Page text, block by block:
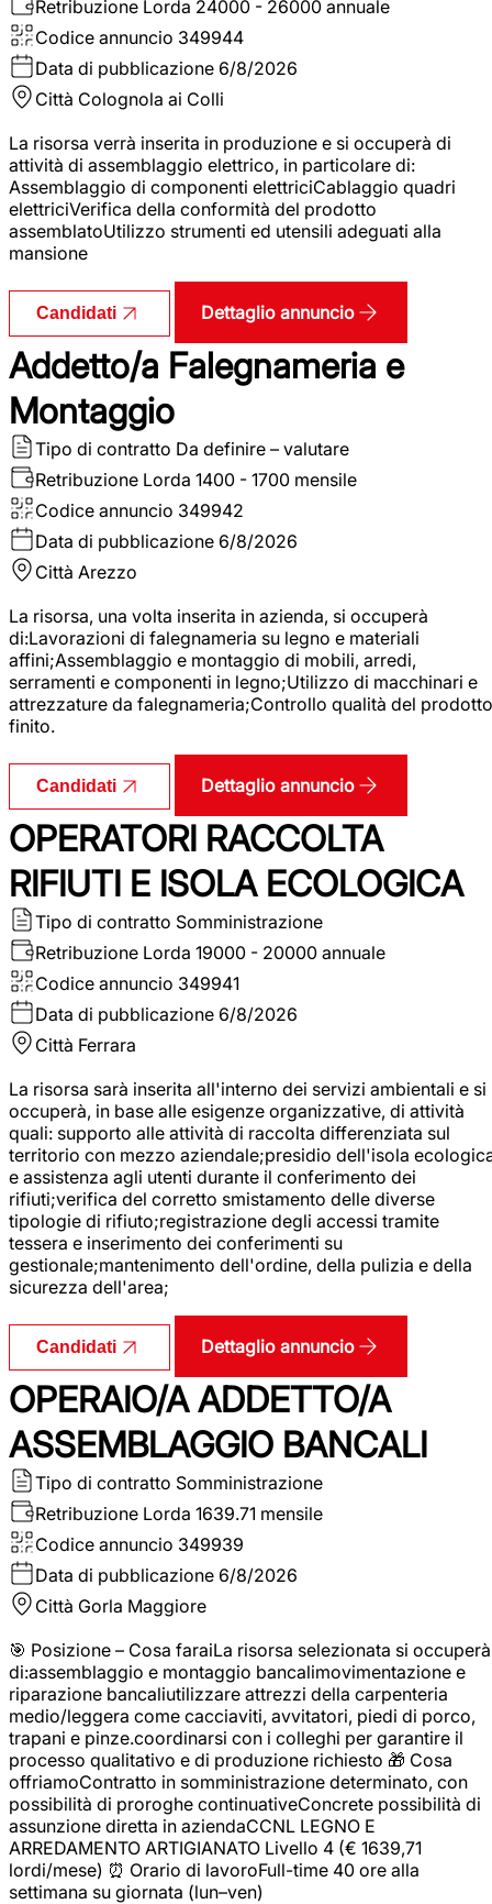
Retribuzione Lorda 24000 - 26000 annuale
Codice annuncio 349944
Data di pubblicazione 6/8/2026
Città Colognola ai Colli
La risorsa verrà inserita in produzione e si occuperà di
attività di assemblaggio elettrico, in particolare di:
Assemblaggio di componenti elettriciCablaggio quadri
elettriciVerifica della conformità del prodotto
assemblatoUtilizzo strumenti ed utensili adeguati alla
mansione
Candidati Dettaglio annuncio
Addetto/a Falegnameria e
Montaggio
Tipo di contratto Da definire – valutare
Retribuzione Lorda 1400 - 1700 mensile
Codice annuncio 349942
Data di pubblicazione 6/8/2026
Città Arezzo
La risorsa, una volta inserita in azienda, si occuperà
di:Lavorazioni di falegnameria su legno e materiali
affini;Assemblaggio e montaggio di mobili, arredi,
serramenti e componenti in legno;Utilizzo di macchinari e
attrezzature da falegnameria;Controllo qualità del prodotto
finito.
Candidati Dettaglio annuncio
OPERATORI RACCOLTA
RIFIUTI E ISOLA ECOLOGICA
Tipo di contratto Somministrazione
Retribuzione Lorda 19000 - 20000 annuale
Codice annuncio 349941
Data di pubblicazione 6/8/2026
Città Ferrara
La risorsa sarà inserita all'interno dei servizi ambientali e si
occuperà, in base alle esigenze organizzative, di attività
quali: supporto alle attività di raccolta differenziata sul
territorio con mezzo aziendale;presidio dell'isola
e assistenza agli utenti durante il conferimento dei
rifiuti;verifica del corretto smistamento delle diverse
tipologie di rifiuto;registrazione degli accessi tramite
tessera e inserimento dei conferimenti su
gestionale;mantenimento dell'ordine, della pulizia e della
sicurezza dell'area;
Candidati Dettaglio annuncio
OPERAIO/A ADDETTO/A
ASSEMBLAGGIO BANCALI
Tipo di contratto Somministrazione
Retribuzione Lorda 1639.71 mensile
Codice annuncio 349939
Data di pubblicazione 6/8/2026
Città Gorla Maggiore
🎯 Posizione – Cosa faraiLa risorsa selezionata si occuperà
di:assemblaggio e montaggio bancalimovimentazione e
riparazione bancaliutilizzare attrezzi della carpenteria
medio/leggera come cacciaviti, avvitatori, piedi di porco,
trapani e pinze.coordinarsi con i colleghi per garantire il
processo qualitativo e di produzione richiesto 🎁 Cosa
offriamoContratto in somministrazione determinato, con
possibilità di proroghe continuativeConcrete possibilità di
assunzione diretta in aziendaCCNL LEGNO E
ARREDAMENTO ARTIGIANATO Livello 4 (€ 1639,71
lordi/mese) ⏰ Orario di lavoroFull-time 40 ore alla
settimana su giornata (lun–ven)